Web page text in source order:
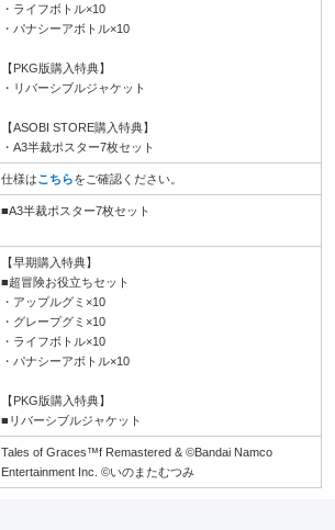
・ライフボトル×10
・パナシーアボトル×10
【PKG版購入特典】
・リバーシブルジャケット
【ASOBI STORE購入特典】
・A3半裁ポスター7枚セット
仕様はこちらをご確認ください。
■A3半裁ポスター7枚セット
【早期購入特典】
■超冒険お役立ちセット
・アップルグミ×10
・グレープグミ×10
・ライフボトル×10
・パナシーアボトル×10
【PKG版購入特典】
■リバーシブルジャケット
Tales of Graces™f Remastered & ©Bandai Namco
Entertainment Inc. ©いのまたむつみ